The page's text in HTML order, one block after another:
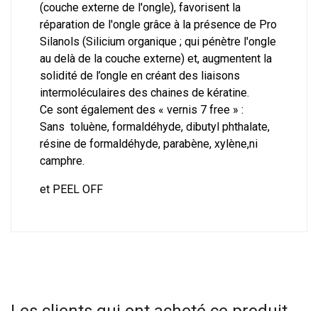
(couche externe de l'ongle), favorisent la
réparation de l'ongle grâce à la présence de Pro
Silanols (Silicium organique ; qui pénètre l'ongle
au delà de la couche externe) et, augmentent la
solidité de l’ongle en créant des liaisons
intermoléculaires des chaines de kératine.
Ce sont également des « vernis 7 free » :
Sans toluène, formaldéhyde, dibutyl phthalate,
résine de formaldéhyde, parabène, xylène,ni
camphre.
et PEEL OFF